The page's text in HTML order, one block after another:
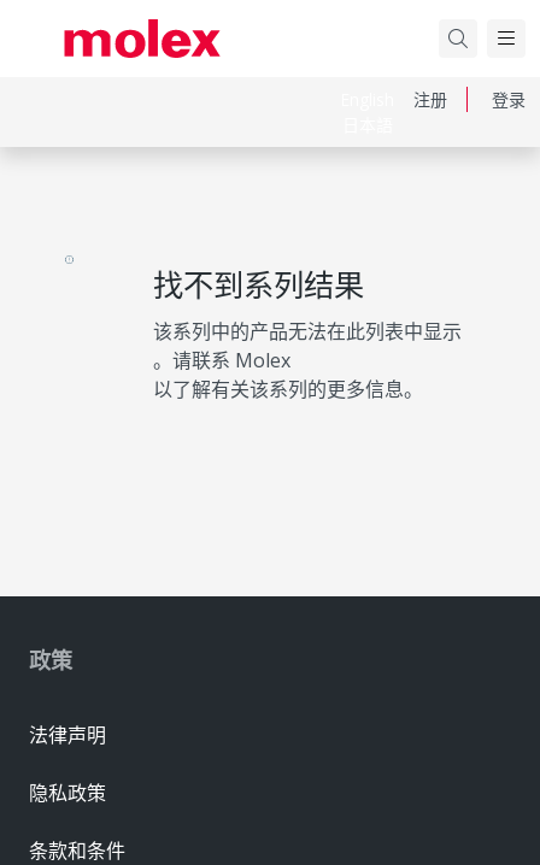
注册 登录
找不到系列结果
该系列中的产品无法在此列表中显示
。请联系 Molex
以了解有关该系列的更多信息。
政策
法律声明
隐私政策
条款和条件